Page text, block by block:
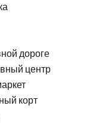
дороге
центр
корт